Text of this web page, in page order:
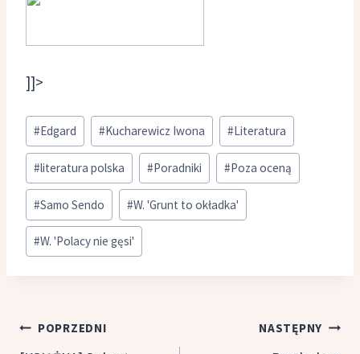
]]>
Tagi
wpisu:
#Edgard #Kucharewicz Iwona #Literatura
#literatura polska #Poradniki #Poza oceną
#Samo Sendo #W. 'Grunt to okładka'
#W. 'Polacy nie gęsi'
Nawigacja
POPRZEDNI NASTĘPNY